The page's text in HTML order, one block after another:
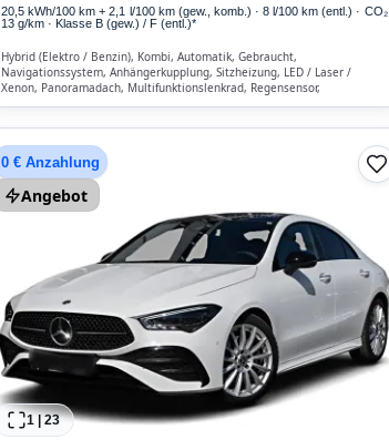
20,5 kWh/100 km + 2,1 l/100 km (gew., komb.) · 8 l/100 km (entl.) · CO₂
13 g/km · Klasse B (gew.) / F (entl.)*
Hybrid (Elektro / Benzin), Kombi, Automatik, Gebraucht,
Navigationssystem, Anhängerkupplung, Sitzheizung, LED / Laser /
Xenon, Panoramadach, Multifunktionslenkrad, Regensensor,
Parkassistent, Notruf-Assistent, Lichtsensor, Start/Stopp-Automatik,
0 € Anzahlung
Angebot
1 23